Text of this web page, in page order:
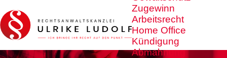
Zugewinn
Arbeitsrecht
Home Office
Kündigung
Abmahnung